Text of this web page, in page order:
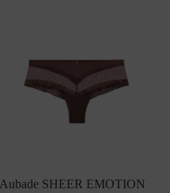
Aubade SHEER EMOTION